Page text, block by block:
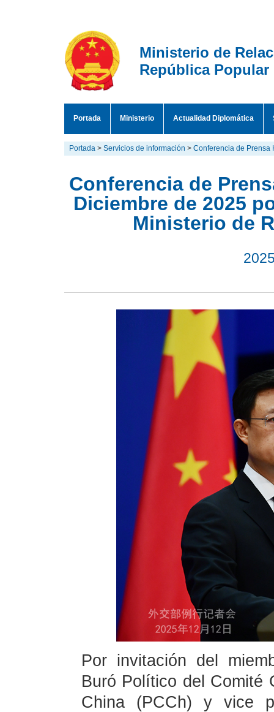
Ministerio de
República Popular
Portada Ministerio Actualidad Diplomática
Portada > Servicios de información > Conferencia de Prensa
Conferencia de
Diciembre de 2025
Ministerio de
Por invitación del
Buró Político del Comité
China (PCCh) y vice